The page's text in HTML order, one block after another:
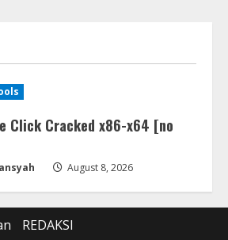
Click Cracked x86-x64 [no
August 8, 2026
REDAKSI